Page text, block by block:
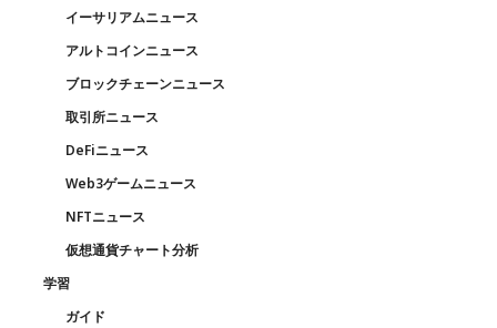
イーサリアムニュース
アルトコインニュース
ブロックチェーンニュース
取引所ニュース
DeFiニュース
Web3ゲームニュース
NFTニュース
仮想通貨チャート分析
学習
ガイド